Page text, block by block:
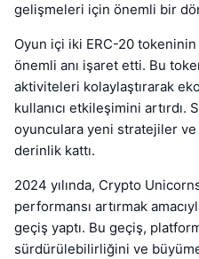
gelişmeleri için önemli bir
Oyun içi iki ERC-20
önemli anı işaret etti. Bu
aktiviteleri kolaylaştırarak
kullanıcı etkileşimini artırdı.
oyunculara yeni stratejiler
derinlik kattı.
2024 yılında, Crypto
performansı artırmak
geçiş yaptı. Bu geçiş,
sürdürülebilirliğini ve